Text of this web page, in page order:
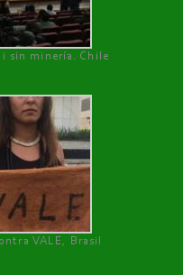
sin minería. Chile
VALE, Brasil